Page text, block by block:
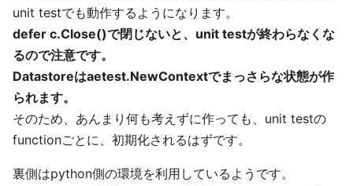
unit testでも動作するようになります。
defer c.Close()で閉じないと、unit testが終わらなくな
るので注意です。
Datastoreはaetest.NewContextでまっさらな状態が作
られます。
そのため、あんまり何も考えずに作っても、unit testの
functionごとに、初期化されるはずです。
裏側はpython側の環境を利用しているようです。